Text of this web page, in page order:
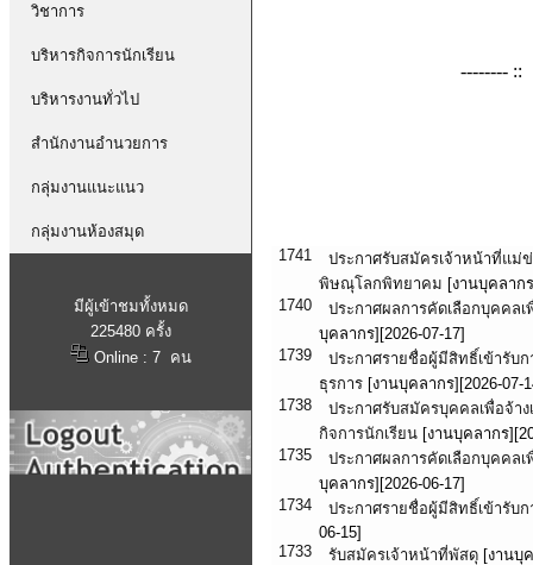
วิชาการ
บริหารกิจการนักเรียน
บริหารงานทั่วไป
สำนักงานอำนวยการ
กลุ่มงานแนะแนว
กลุ่มงานห้องสมุด
มีผู้เข้าชมทั้งหมด
225480 ครั้ง
Online : 7 คน
--------
1741
ประกาศรับสมัครเจ้าหน้าที่แม่
พิษณุโลกพิทยาคม [งานบุคลาก
1740
ประกาศผลการคัดเลือกบุคคล
บุคลากร][2026-07-17]
1739
ประกาศรายชื่อผู้มีสิทธิ์เข้ารับ
ธุรการ[งานบุคลากร][2026-07-
1738
ประกาศรับสมัครบุคคลเพื่อจ้า
กิจการนักเรียน[งานบุคลากร
1735
ประกาศผลการคัดเลือกบุคคล
บุคลากร][2026-06-17]
1734
ประกาศรายชื่อผู้มีสิทธิ์เข้ารับ
06-15]
1733
รับสมัครเจ้าหน้าที่พัสดุ[งานบุค